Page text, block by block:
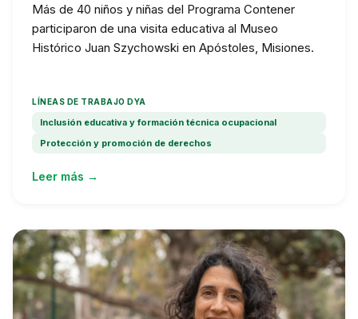
Más de 40 niños y niñas del Programa Contener
participaron de una visita educativa al Museo
Histórico Juan Szychowski en Apóstoles, Misiones.
LÍNEAS DE TRABAJO DYA
Inclusión educativa y formación técnica ocupacional
Protección y promoción de derechos
Leer más →